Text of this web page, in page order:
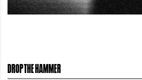
DROP THE HAMMER